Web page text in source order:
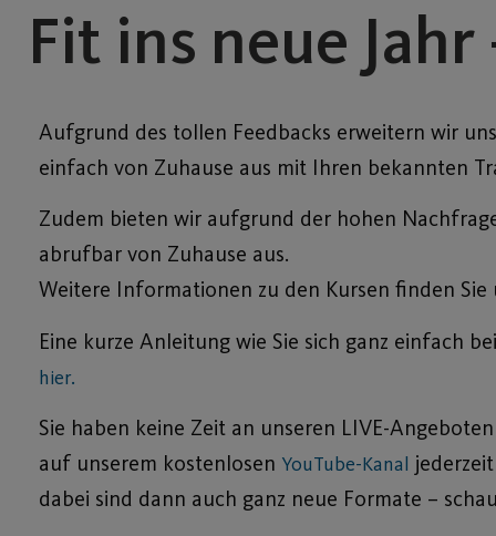
Fit ins neue
Aufgrund des tollen Feedbacks erweitern wir
einfach von Zuhause aus mit Ihren bekannten
Zudem bieten wir aufgrund der hohen
abrufbar von Zuhause aus.
Weitere Informationen zu den Kursen finden
Eine kurze Anleitung wie Sie sich ganz einfach
hier.
Sie haben keine Zeit an unseren LIVE-
auf unserem kostenlosen YouTube-Kanal
dabei sind dann auch ganz neue Formate –